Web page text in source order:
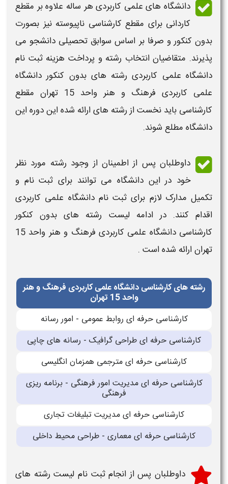
دانشگاه های علمی کاربردی هر ساله علاوه بر مقطع
کاردانیبرای مقطع کارشناسی ناپیوسته نیز بصورت
بدون کنکور و صرفا بر اساس سوابق تحصیلی دانشجو می
پذیرند. متقاضیان انتخاب رشته و پرداخت هزینه ثبت نام
دانشگاه علمی کاربردی رشته های بدون کنکور دانشگاه
علمی کاربردی فرهنگ و هنر واحد 15 تهران
مقطع
کارشناسی باید نخست از رشته های ارائه شده این دوره این
دانشگاه مطلع شوند.
داوطلبان پس از اطمینان از وجود رشته مورد نظر
خود در این دانشگاه می توانند برای ثبت نام و
تکمیل مدارک لازم برای ثبت نام دانشگاه علمی کاربردی
اقدام کنند. در ادامهلیست رشته های بدون کنکور
کارشناسی دانشگاه علمی کاربردی فرهنگ و هنر واحد 15
تهرانارائه شده است .
رشته های کارشناسی دانشگاه علمی کاربردی فرهنگ و هنر
واحد 15 تهران
کارشناسی حرفه ای روابط عمومی - امور رسانه
کارشناسی حرفه ای طراحی گرافیک - رسانه های چاپی
کارشناسی حرفه ای مترجمی همزمان انگلیسی
کارشناسی حرفه ای مدیریت امور فرهنگی - برنامه ریزی
فرهنگی
کارشناسی حرفه ای مدیریت تبلیغات تجاری
کارشناسی حرفه ای معماری - طراحی محیط داخلی
داوطلبان پس از انجامثبت نام لیست رشته های